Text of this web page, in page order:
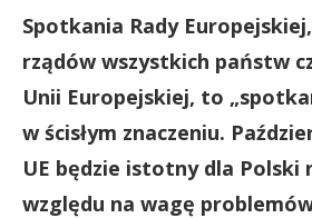
Spotkania Rady
rządów wszystkich państw
Unii Europejskiej, to
w ścisłym znaczeniu.
UE będzie istotny dla Polski
względu na wagę